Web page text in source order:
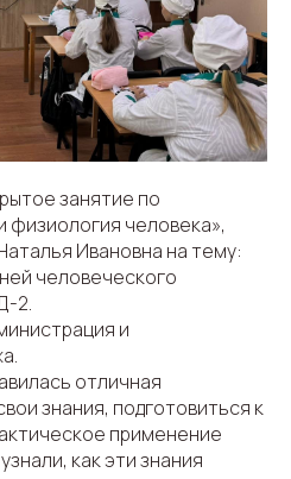
занятие по
физиология человека»,
Ивановна на тему:
человеческого
2.
и
отличная
знания, подготовиться к
применение
как эти знания